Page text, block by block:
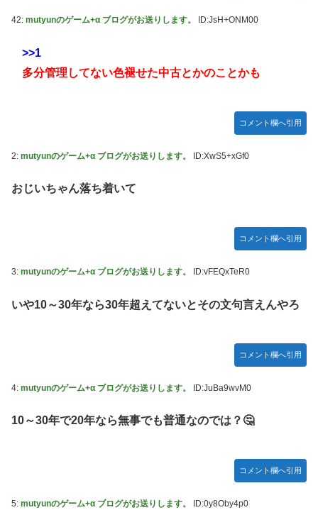
か？
「ドラクエ11」攻略感想(54/クリア後)マルティナの「しん
ライブ！】
【ウマ娘】ウマ娘バストTOP20
【日向坂46】Zepp Osaka、客席が想像以上にヤバい…
【艦これ】今回ソ連艦てまたユーロの仲間入りしとんのか
wwwwwwwwwwwww
まったディズニー信者、帰国後『本家』に失望する事態に
LIAR GAME -ライアーゲーム- 第17話 感想：秋山さんの逆
FF4とかいうカッコいい竜騎士が活躍するゲーム最高だよな
【デレマス】 仮面ライダーバロンＰ第２話「蒼翼の乙女」
いう批判は害悪。障害者に関わると損をするのは事実。」
が良かったと思っていた」
野田昇吾、初の準優進出目前も「一回希望」で賞典除外
42: mutyunのゲーム+α ブログがお送りします。 ID:JsH+ONM00
>>1
多分管理してない色褪せた中古とかのことかも
コメント欄へ引用
2: mutyunのゲーム+α ブログがお送りします。 ID:XwS5+xGf0
おじいちゃん落ち着いて
コメント欄へ引用
3: mutyunのゲーム+α ブログがお送りします。 ID:vFEQxTeR0
いや10～30年なら30年超えてないとその文句言えんやろ
コメント欄へ引用
4: mutyunのゲーム+α ブログがお送りします。 ID:JuBa9wvM0
10～30年で20年なら無事でも普通なのでは？🤔
コメント欄へ引用
5: mutyunのゲーム+α ブログがお送りします。 ID:0y8Oby4p0